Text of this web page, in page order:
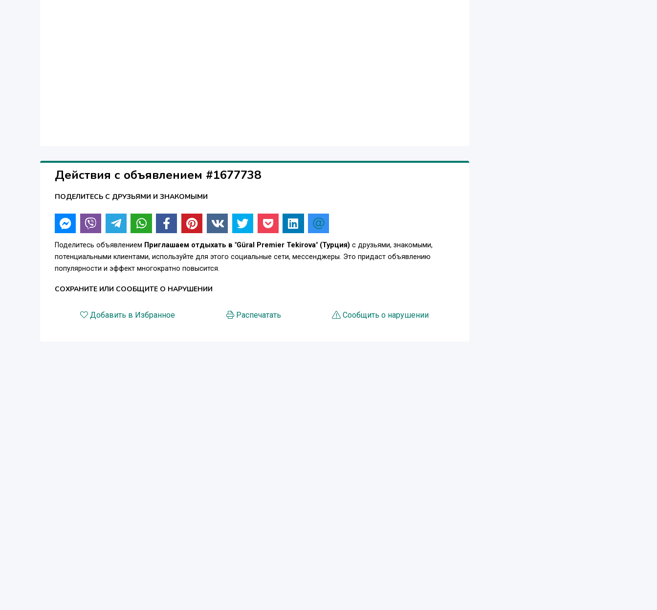
Действия с объявлением #1677738
ПОДЕЛИТЕСЬ С ДРУЗЬЯМИ И ЗНАКОМЫМИ
Поделитесь объявлением Приглашаем отдыхать в "Güral Premier Tekirova" (Турция) с друзьями, знакомыми,
потенциальными клиентами, используйте для этого социальные сети, мессенджеры. Это придаст объявлению
популярности и эффект многократно повысится.
СОХРАНИТЕ ИЛИ СООБЩИТЕ О НАРУШЕНИИ
Добавить в Избранное Распечатать Сообщить о нарушении